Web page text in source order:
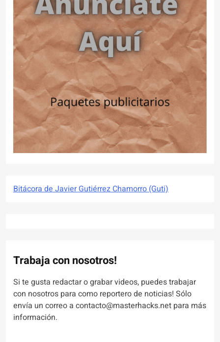
Bitácora de Javier Gutiérrez Chamorro (Guti)
Trabaja con nosotros!
Si te gusta redactar o grabar videos, puedes trabajar
con nosotros para como reportero de noticias! Sólo
envía un correo a contacto@masterhacks.net para más
información.